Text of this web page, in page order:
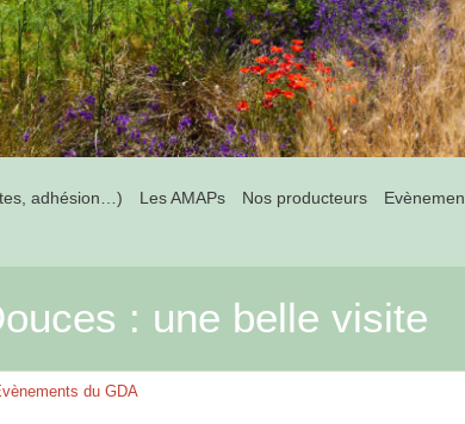
adhésion…) Les AMAPs Nos producteurs
: une belle visite
du GDA